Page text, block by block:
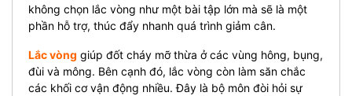
không chọn lắc vòng như một bài tập lớn mà sẽ là một
phần hỗ trợ, thúc đẩy nhanh quá trình giảm cân.
Lắc vòng giúp đốt cháy mỡ thừa ở các vùng hông, bụng,
đùi và mông. Bên cạnh đó, lắc vòng còn làm săn chắc
các khối cơ vận động nhiều. Đây là bộ môn đòi hỏi sự